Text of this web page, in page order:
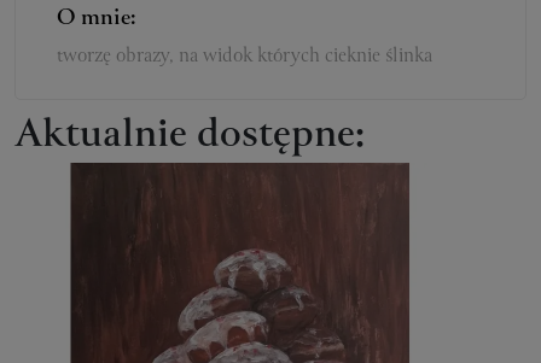
O mnie:
tworzę obrazy, na widok których cieknie ślinka
Aktualnie dostępne: